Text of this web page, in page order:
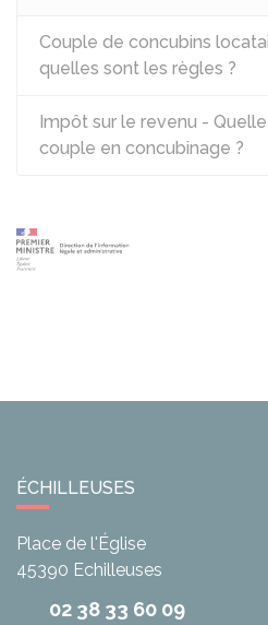
Couple de concubins
quelles sont les règles ?
Impôt sur le revenu -
couple en concubinage ?
ÉCHILLEUSES
Place de l'Église
45390 Echilleuses
02 38 33 60 09